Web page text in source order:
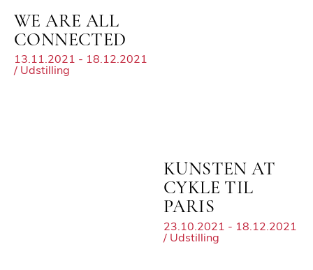
WE ARE ALL
CONNECTED
13.11.2021 - 18.12.2021
/ Udstilling
KUNSTEN AT
CYKLE TIL
PARIS
23.10.2021 - 18.12.2021
/ Udstilling